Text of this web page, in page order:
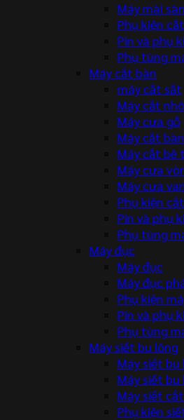
Máy mài sàn
Phụ kiện
Pin và phụ
Phụ tùng
Máy cắt bàn
máy cắt sắt
Máy cắt
Máy cưa gỗ
Máy cắt bàn
Máy cắt bê
Máy cưa
Máy cưa
Phụ kiện
Pin và phụ
Phụ tùng
Máy đục
Máy đục
Máy đục
Phụ kiện
Pin và phụ
Phụ tùng
Máy siết bu lông
Máy siết bu
Máy siết
Máy siết
Phụ kiện